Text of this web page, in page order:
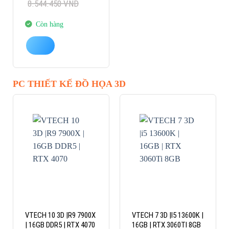
8.544.450VND
là:
tại
7.550.000 VND.
Còn hàng
PC THIẾT KẾ ĐỒ HỌA 3D
VTECH 10 3D |R9 7900X
| 16GB DDR5 | RTX 4070
VTECH 7 3D |I5 13600K |
16GB | RTX 3060TI 8GB